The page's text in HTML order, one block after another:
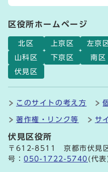
区役所ホームページ
北区 上京区 左京
山科区
下京区 南区
伏見区
このサイトの考え方
著作権・リンク等 サ
伏見区役所
〒612-8511 京都市伏見
号：050-1722-5740 (代表